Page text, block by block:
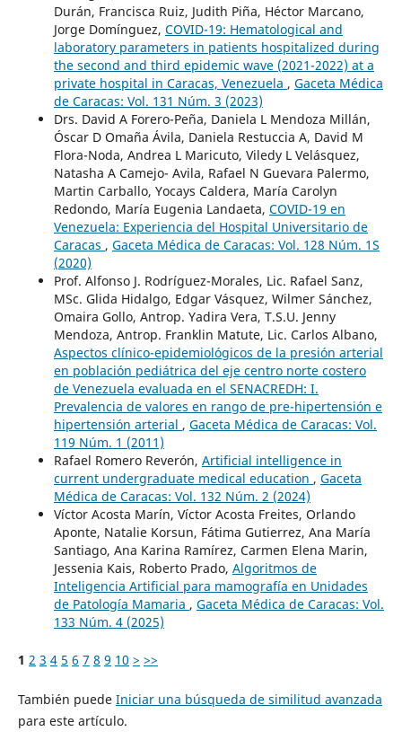
Durán, Francisca Ruiz, Judith Piña, Héctor Marcano,
Jorge Domínguez, COVID-19: Hematological and
laboratory parameters in patients hospitalized during
the second and third epidemic wave (2021-2022) at a
private hospital in Caracas, Venezuela , Gaceta Médica
de Caracas: Vol. 131 Núm. 3 (2023)
Drs. David A Forero-Peña, Daniela L Mendoza Millán,
Óscar D Omaña Ávila, Daniela Restuccia A, David M
Flora-Noda, Andrea L Maricuto, Viledy L Velásquez,
Natasha A Camejo- Avila, Rafael N Guevara Palermo,
Martin Carballo, Yocays Caldera, María Carolyn
Redondo, María Eugenia Landaeta, COVID-19 en
Venezuela: Experiencia del Hospital Universitario de
Caracas , Gaceta Médica de Caracas: Vol. 128 Núm. 1S
(2020)
Prof. Alfonso J. Rodríguez-Morales, Lic. Rafael Sanz,
MSc. Glida Hidalgo, Edgar Vásquez, Wilmer Sánchez,
Omaira Gollo, Antrop. Yadira Vera, T.S.U. Jenny
Mendoza, Antrop. Franklin Matute, Lic. Carlos Albano,
Aspectos clínico-epidemiológicos de la presión arterial
en población pediátrica del eje centro norte costero
de Venezuela evaluada en el SENACREDH: I.
Prevalencia de valores en rango de pre-hipertensión e
hipertensión arterial , Gaceta Médica de Caracas: Vol.
119 Núm. 1 (2011)
Rafael Romero Reverón, Artificial intelligence in
current undergraduate medical education , Gaceta
Médica de Caracas: Vol. 132 Núm. 2 (2024)
Víctor Acosta Marín, Víctor Acosta Freites, Orlando
Aponte, Natalie Korsun, Fátima Gutierrez, Ana María
Santiago, Ana Karina Ramírez, Carmen Elena Marin,
Jessenia Kais, Roberto Prado, Algoritmos de
Inteligencia Artificial para mamografía en Unidades
de Patología Mamaria , Gaceta Médica de Caracas: Vol.
133 Núm. 4 (2025)
1 2 3 4 5 6 7 8 9 10 > >>
También puede Iniciar una búsqueda de similitud avanzada
para este artículo.